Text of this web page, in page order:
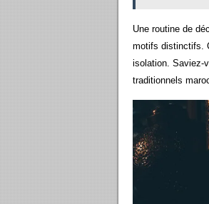
Une routine de
motifs distinctifs.
isolation. Saviez-
traditionnels